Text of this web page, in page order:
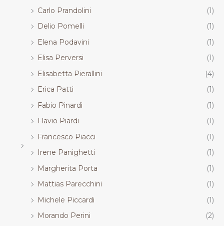
Carlo Prandolini
(1)
Delio Pomelli
(1)
Elena Podavini
(1)
Elisa Perversi
(1)
Elisabetta Pierallini
(4)
Erica Patti
(1)
Fabio Pinardi
(1)
Flavio Piardi
(1)
Francesco Piacci
(1)
Irene Panighetti
(1)
Margherita Porta
(1)
Mattias Parecchini
(1)
Michele Piccardi
(1)
Morando Perini
(2)